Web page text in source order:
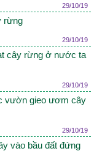
29/10/19
rừng
29/10/19
cây rừng ở nước ta
29/10/19
vườn gieo ươm cây
29/10/19
vào bầu đất đứng